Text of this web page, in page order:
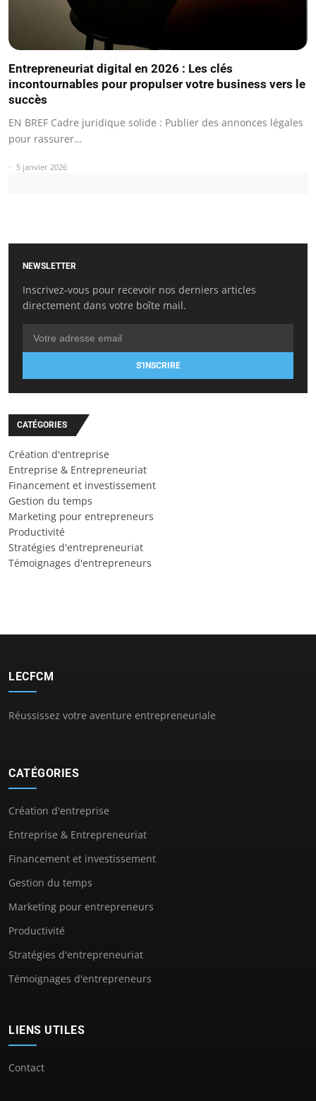
Entrepreneuriat digital en 2026 : Les clés
incontournables pour propulser votre business vers le
succès
EN BREF Cadre juridique solide : Publier des annonces légales
pour rassurer…
5 janvier 2026
NEWSLETTER
Inscrivez-vous pour recevoir nos derniers articles
directement dans votre boîte mail.
S'INSCRIRE
CATÉGORIES
Création d'entreprise
Entreprise & Entrepreneuriat
Financement et investissement
Gestion du temps
Marketing pour entrepreneurs
Productivité
Stratégies d'entrepreneuriat
Témoignages d'entrepreneurs
LECFCM
Réussissez votre aventure entrepreneuriale
CATÉGORIES
Création d'entreprise
Entreprise & Entrepreneuriat
Financement et investissement
Gestion du temps
Marketing pour entrepreneurs
Productivité
Stratégies d'entrepreneuriat
Témoignages d'entrepreneurs
LIENS UTILES
Contact